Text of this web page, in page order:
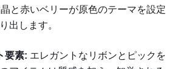
と赤いベリーが原色のテーマを設定
出します。
要素: エレガントなリボンとピックを